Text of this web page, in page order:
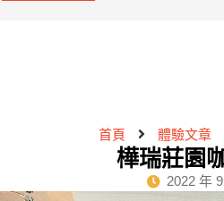
首頁 體驗文章
樺瑞莊園
2022 年